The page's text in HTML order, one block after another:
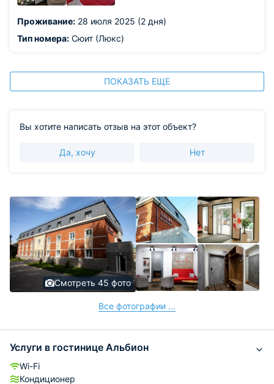
Проживание: 28 июля 2025 (2 дня)
Тип номера: Сюит (Люкс)
ПОКАЗАТЬ ЕЩЕ
Вы хотите написать отзыв на этот объект?
Да, хочу Нет
Смотреть 45 фото
Все фотографии ...
Услуги в гостинице Альбион
Wi-Fi
Кондиционер